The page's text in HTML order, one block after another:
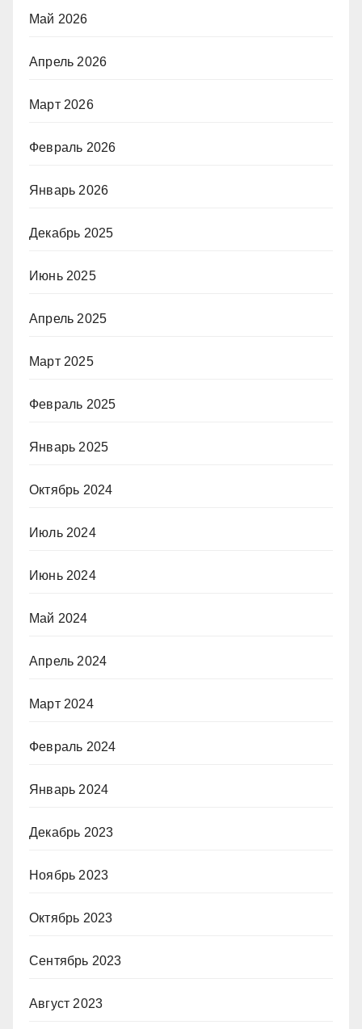
Май 2026
Апрель 2026
Март 2026
Февраль 2026
Январь 2026
Декабрь 2025
Июнь 2025
Апрель 2025
Март 2025
Февраль 2025
Январь 2025
Октябрь 2024
Июль 2024
Июнь 2024
Май 2024
Апрель 2024
Март 2024
Февраль 2024
Январь 2024
Декабрь 2023
Ноябрь 2023
Октябрь 2023
Сентябрь 2023
Август 2023